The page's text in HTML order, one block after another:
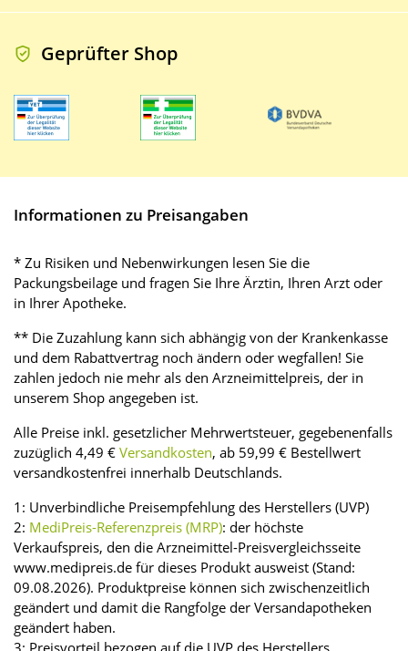
Geprüfter Shop
Informationen zu Preisangaben
* Zu Risiken und Nebenwirkungen lesen Sie die
Packungsbeilage und fragen Sie Ihre Ärztin, Ihren Arzt oder
in Ihrer Apotheke.
** Die Zuzahlung kann sich abhängig von der Krankenkasse
und dem Rabattvertrag noch ändern oder wegfallen! Sie
zahlen jedoch nie mehr als den Arzneimittelpreis, der in
unserem Shop angegeben ist.
Alle Preise inkl. gesetzlicher Mehrwertsteuer, gegebenenfalls
zuzüglich 4,49 € Versandkosten, ab 59,99 € Bestellwert
versandkostenfrei innerhalb Deutschlands.
1: Unverbindliche Preisempfehlung des Herstellers (UVP)
2: MediPreis-Referenzpreis (MRP): der höchste
Verkaufspreis, den die Arzneimittel-Preisvergleichsseite
www.medipreis.de für dieses Produkt ausweist (Stand:
09.08.2026). Produktpreise können sich zwischenzeitlich
geändert und damit die Rangfolge der Versandapotheken
geändert haben.